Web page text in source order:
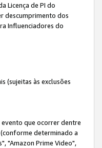
Licença de PI do
descumprimento dos
Influenciadores do
(sujeitas às exclusões
evento que ocorrer dentre
determinado a
"Amazon Prime Video",